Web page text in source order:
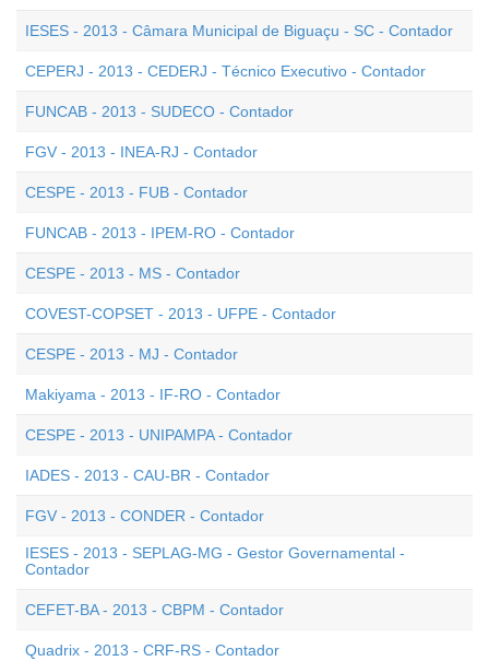
IESES - 2013 - Câmara Municipal de Biguaçu - SC - Contador
CEPERJ - 2013 - CEDERJ - Técnico Executivo - Contador
FUNCAB - 2013 - SUDECO - Contador
FGV - 2013 - INEA-RJ - Contador
CESPE - 2013 - FUB - Contador
FUNCAB - 2013 - IPEM-RO - Contador
CESPE - 2013 - MS - Contador
COVEST-COPSET - 2013 - UFPE - Contador
CESPE - 2013 - MJ - Contador
Makiyama - 2013 - IF-RO - Contador
CESPE - 2013 - UNIPAMPA - Contador
IADES - 2013 - CAU-BR - Contador
FGV - 2013 - CONDER - Contador
IESES - 2013 - SEPLAG-MG - Gestor Governamental -
Contador
CEFET-BA - 2013 - CBPM - Contador
Quadrix - 2013 - CRF-RS - Contador